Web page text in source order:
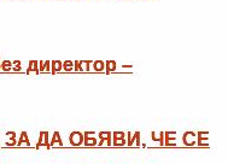
директор –
ДА ОБЯВИ, ЧЕ СЕ